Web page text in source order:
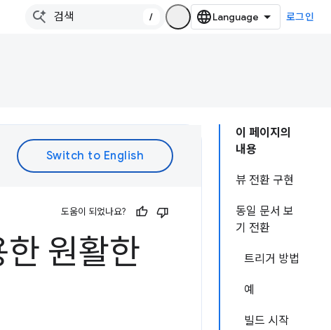
/ 로그인
이 페이지의
내용
뷰 전환 구현
동일 문서 보
기 전환
트리거 방법
예
빌드 시작
도움이 되었나요?
원활한